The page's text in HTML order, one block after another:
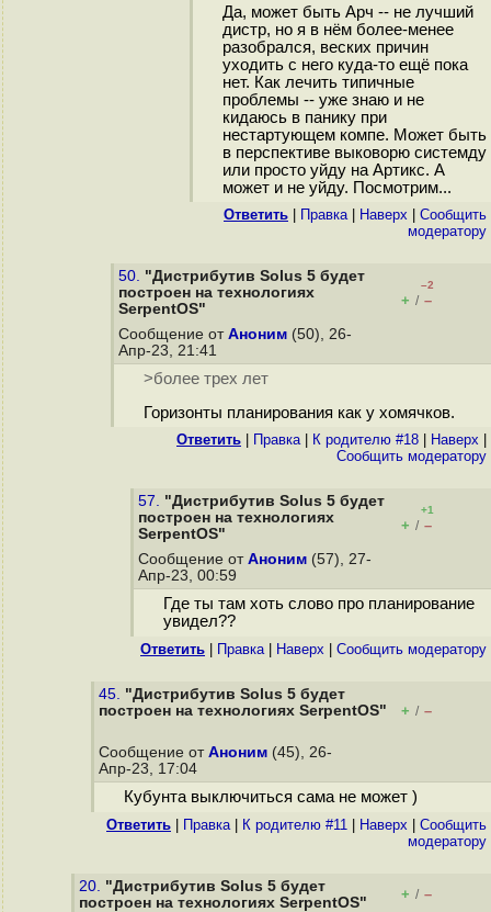
Да, может быть Арч -- не лучший
дистр, но я в нём более-менее
разобрался, веских причин
уходить с него куда-то ещё пока
нет. Как лечить типичные
проблемы -- уже знаю и не
кидаюсь в панику при
нестартующем компе. Может быть
в перспективе выковорю системду
или просто уйду на Артикс. А
может и не уйду. Посмотрим...
Ответить Правка| Наверх
Cообщить
модератору
50. "Дистрибутив Solus 5 будет
построен на технологиях
SerpentOS"
–2
+ / –
Сообщение от Аноним (50), 26-
Апр-23, 21:41
>более трех лет
Горизонты планирования как у хомячков.
Ответить Правка| К родителю #18 Наверх
Cообщить модератору
57. "Дистрибутив Solus 5 будет
построен на технологиях
SerpentOS"
+1
+ / –
Сообщение от Аноним (57), 27-
Апр-23, 00:59
Где ты там хоть слово про планирование
увидел??
Ответить Правка| Наверх Cообщить модератору
45. "Дистрибутив Solus 5 будет
построен на технологиях SerpentOS"
+ / –
Сообщение от Аноним (45), 26-
Апр-23, 17:04
Кубунта выключиться сама не может )
Ответить Правка| К родителю #11 Наверх
Cообщить
модератору
20. "Дистрибутив Solus 5 будет
построен на технологиях SerpentOS"
+ / –